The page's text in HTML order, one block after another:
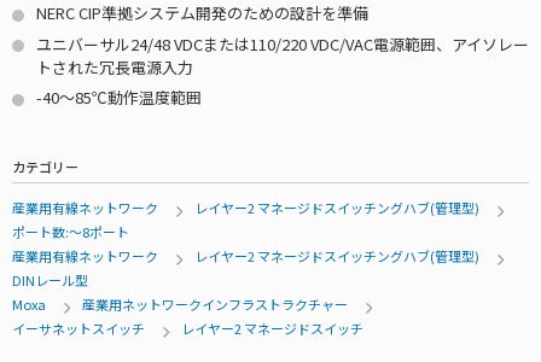
NERC CIP準拠システム開発のための設計を準備
ユニバーサル24/48 VDCまたは110/220 VDC/VAC電源範囲、アイソレー
トされた冗長電源入力
-40～85℃動作温度範囲
カテゴリー
産業用有線ネットワーク
レイヤー2 マネージドスイッチングハブ(管理型)
ポート数:～8ポート
産業用有線ネットワーク
レイヤー2 マネージドスイッチングハブ(管理型)
DINレール型
Moxa
産業用ネットワークインフラストラクチャー
イーサネットスイッチ
レイヤー2 マネージドスイッチ